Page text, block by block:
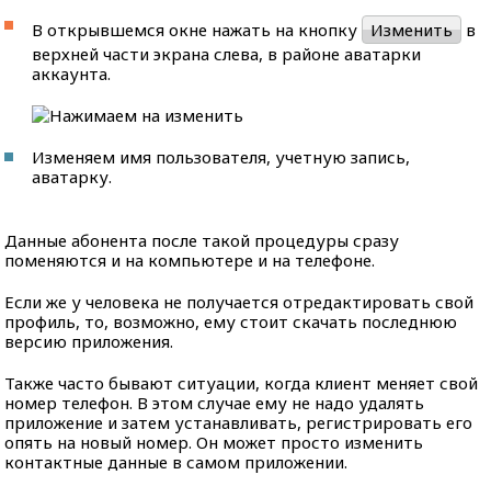
В открывшемся окне нажать на кнопку Изменить
в
верхней части экрана слева, в районе аватарки
аккаунта.
Изменяем имя пользователя, учетную запись,
аватарку.
Данные абонента после такой процедуры сразу
поменяются и на компьютере и на телефоне.
Если же у человека не получается отредактировать свой
профиль, то, возможно, ему стоит скачать последнюю
версию приложения.
Также часто бывают ситуации, когда клиент меняет свой
номер телефон. В этом случае ему не надо удалять
приложение и затем устанавливать, регистрировать его
опять на новый номер. Он может просто изменить
контактные данные в самом приложении.